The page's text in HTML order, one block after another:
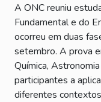
A ONC reuniu
Fundamental e do
ocorreu em duas
setembro. A prova
Química,
participantes a
diferentes